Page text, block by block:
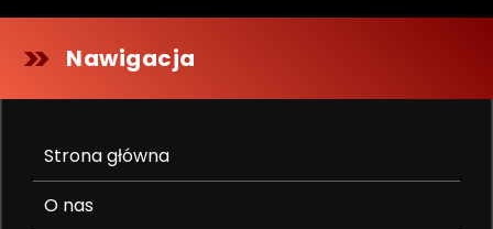
Nawigacja
Strona główna
O nas